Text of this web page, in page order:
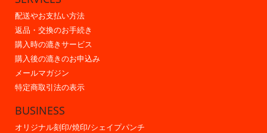
配送やお支払い方法
返品・交換のお手続き
購入時の漉きサービス
購入後の漉きのお申込み
メールマガジン
特定商取引法の表示
BUSINESS
オリジナル刻印/焼印/シェイプパンチ